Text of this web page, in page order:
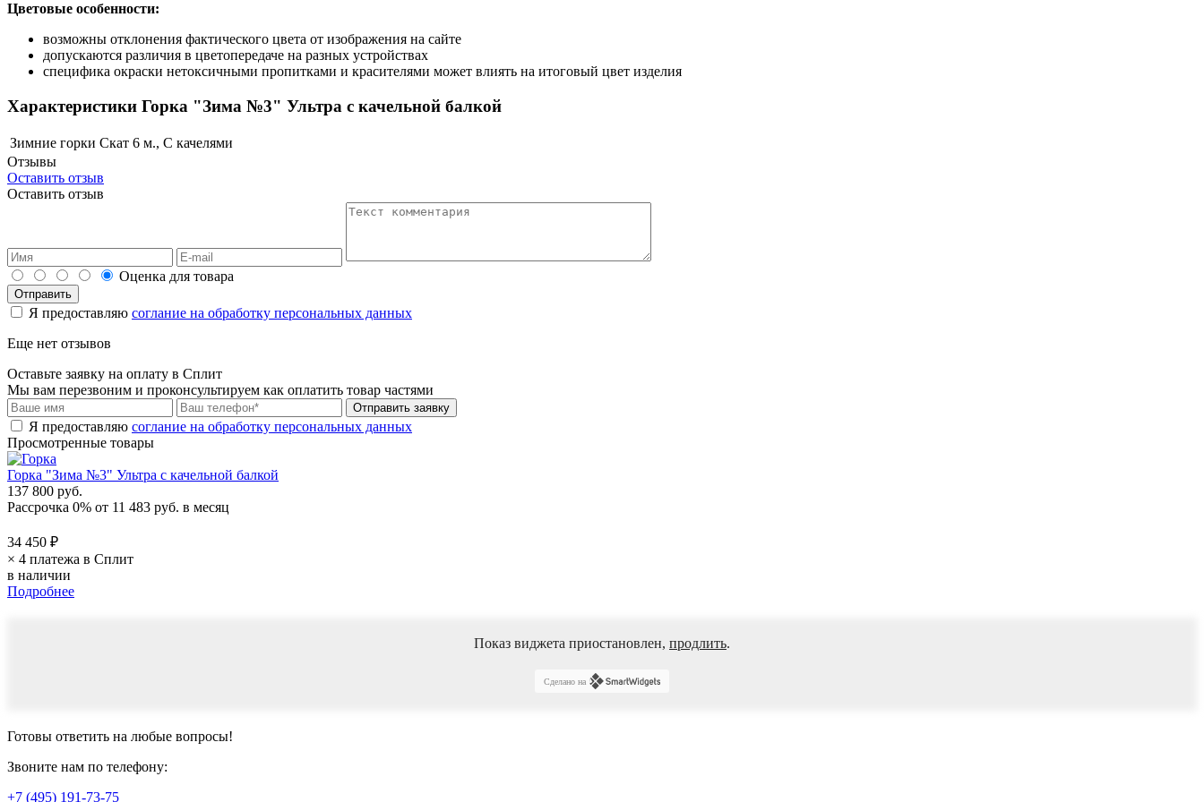
Цветовые особенности:
возможны отклонения фактического цвета от изображения на сайте
допускаются различия в цветопередаче на разных устройствах
специфика окраски нетоксичными пропитками и красителями может влиять на итоговый цвет изделия
Характеристики Горка "Зима №3" Ультра с качельной балкой
Зимние горки Скат 6 м., С качелями
Отзывы
Оставить отзыв
Оставить отзыв
Оценка для товара
Я предоставляю соглание на обработку персональных данных
Еще нет отзывов
Оставьте заявку на оплату в Сплит
Мы вам перезвоним и проконсультируем как оплатить товар частями
Я предоставляю соглание на обработку персональных данных
Просмотренные товары
Горка "Зима №3" Ультра с качельной балкой
137 800 руб.
Рассрочка 0% от 11 483 руб. в месяц
34 450 ₽
× 4 платежа в Сплит
в наличии
Подробнее
Показ виджета приостановлен, продлить.
Сделано на
Готовы ответить на любые вопросы!
Звоните нам по телефону:
+7 (495) 191-73-75